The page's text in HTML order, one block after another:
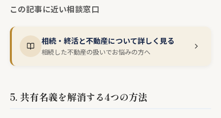
この記事に近い相談窓口
相続・終活と不動産について詳しく見る
相続した不動産の扱いでお悩みの方へ
5. 共有名義を解消する4つの方法